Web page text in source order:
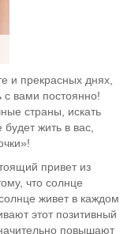
и прекрасных днях,
с вами постоянно!
страны, искать
жить в вас,
привет из
что солнце
живет в каждом
этот позитивный
повышают